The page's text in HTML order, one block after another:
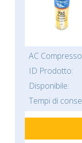
AC
ID Prodotto:
Disponibile:
Tempi di